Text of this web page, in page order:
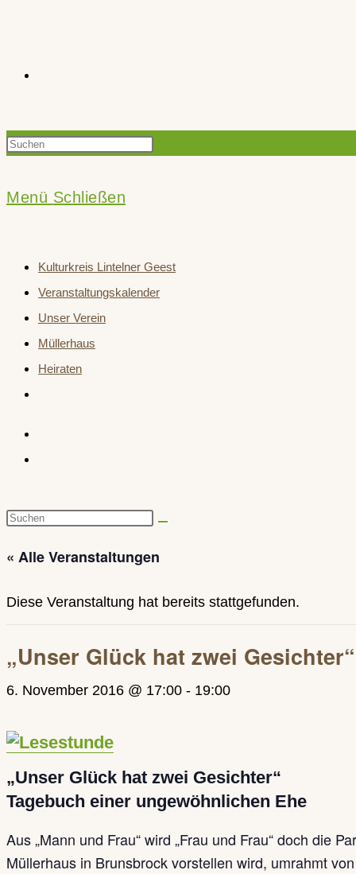
Suche
Press
search
panel.
Menü Schließen
Kulturkreis Lintelner Geest
Veranstaltungskalender
Unser Verein
Müllerhaus
Heiraten
Diese
durchsuchen
« Alle Veranstaltungen
Diese Veranstaltung hat bereits stattgefunden.
„Unser Glück hat zwei
6. November 2016 @ 17:00 - 19:00
„Unser Glück hat zwei Gesichter“
Tagebuch einer ungewöhnlichen Ehe
Aus „Mann und Frau“ wird „Frau und Frau“ doch die
Müllerhaus in Brunsbrock vorstellen wird, umrahmt